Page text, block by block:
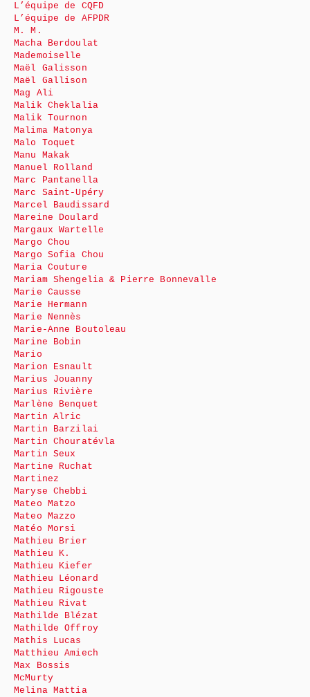
L’équipe de CQFD
L’équipe de AFPDR
M. M.
Macha Berdoulat
Mademoiselle
Maël Galisson
Maël Gallison
Mag Ali
Malik Cheklalia
Malik Tournon
Malima Matonya
Malo Toquet
Manu Makak
Manuel Rolland
Marc Pantanella
Marc Saint-Upéry
Marcel Baudissard
Mareine Doulard
Margaux Wartelle
Margo Chou
Margo Sofia Chou
Maria Couture
Mariam Shengelia & Pierre Bonnevalle
Marie Causse
Marie Hermann
Marie Nennès
Marie-Anne Boutoleau
Marine Bobin
Mario
Marion Esnault
Marius Jouanny
Marius Rivière
Marlène Benquet
Martin Alric
Martin Barzilai
Martin Chouratévla
Martin Seux
Martine Ruchat
Martinez
Maryse Chebbi
Mateo Matzo
Mateo Mazzo
Matéo Morsi
Mathieu Brier
Mathieu K.
Mathieu Kiefer
Mathieu Léonard
Mathieu Rigouste
Mathieu Rivat
Mathilde Blézat
Mathilde Offroy
Mathis Lucas
Matthieu Amiech
Max Bossis
McMurty
Melina Mattia